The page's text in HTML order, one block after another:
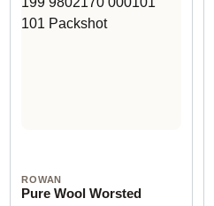
ROWAN
Pure Wool Worsted